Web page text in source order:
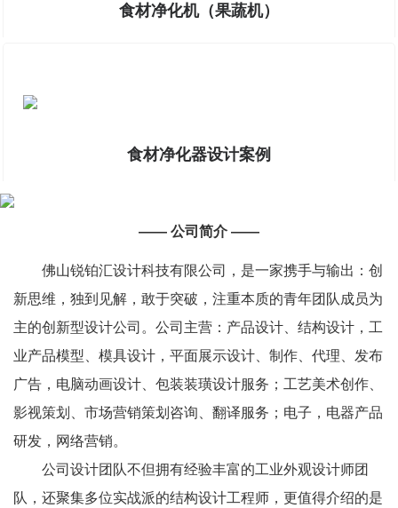
食材净化机（果蔬机）
食材净化器设计案例
—— 公司简介 ——
佛山锐铂汇设计科技有限公司，是一家携手与输出：创
新思维，独到见解，敢于突破，注重本质的青年团队成员为
主的创新型设计公司。公司主营：产品设计、结构设计，工
业产品模型、模具设计，平面展示设计、制作、代理、发布
广告，电脑动画设计、包装装璜设计服务；工艺美术创作、
影视策划、市场营销策划咨询、翻译服务；电子，电器产品
研发，网络营销。
公司设计团队不但拥有经验丰富的工业外观设计师团
队，还聚集多位实战派的结构设计工程师，更值得介绍的是